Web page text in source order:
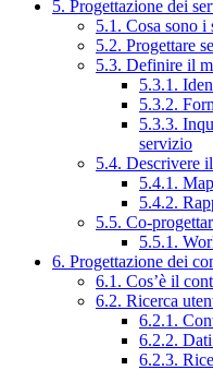
5. Progettazione dei
5.1. Cosa sono i
5.2. Progettare
5.3. Definire il
5.3.1.
5.3.2.
5.3.3.
servizio
5.4. Descrivere
5.4.1.
5.4.2.
5.5. Co-
5.5.1.
6. Progettazione dei
6.1. Cos’è il
6.2. Ricerca
6.2.1.
6.2.2.
6.2.3.